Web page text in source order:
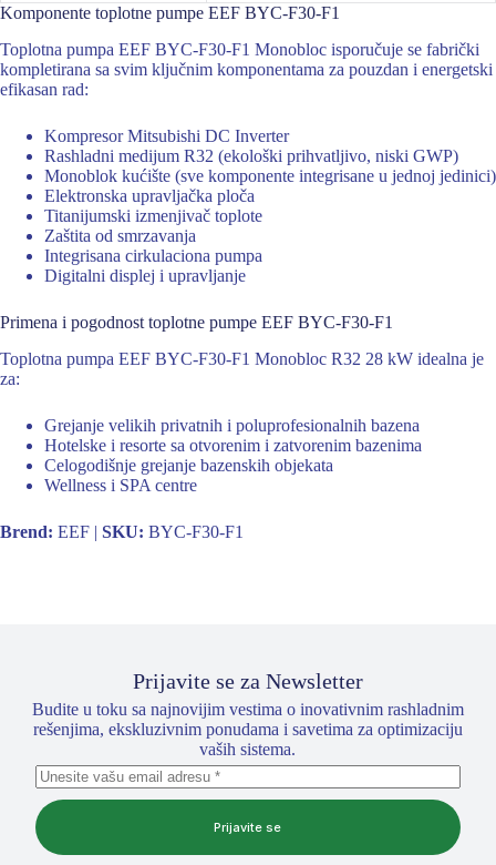
Komponente toplotne pumpe EEF BYC-F30-F1
Toplotna pumpa EEF BYC-F30-F1 Monobloc isporučuje se fabrički
kompletirana sa svim ključnim komponentama za pouzdan i energetski
efikasan rad:
Kompresor Mitsubishi DC Inverter
Rashladni medijum R32 (ekološki prihvatljivo, niski GWP)
Monoblok kućište (sve komponente integrisane u jednoj jedinici)
Elektronska upravljačka ploča
Titanijumski izmenjivač toplote
Zaštita od smrzavanja
Integrisana cirkulaciona pumpa
Digitalni displej i upravljanje
Primena i pogodnost toplotne pumpe EEF BYC-F30-F1
Toplotna pumpa EEF BYC-F30-F1 Monobloc R32 28 kW idealna je
za:
Grejanje velikih privatnih i poluprofesionalnih bazena
Hotelske i resorte sa otvorenim i zatvorenim bazenima
Celogodišnje grejanje bazenskih objekata
Wellness i SPA centre
Brend: EEF | SKU: BYC-F30-F1
Prijavite se za Newsletter
Budite u toku sa najnovijim vestima o inovativnim rashladnim
rešenjima, ekskluzivnim ponudama i savetima za optimizaciju
vaših sistema.
Prijavite se